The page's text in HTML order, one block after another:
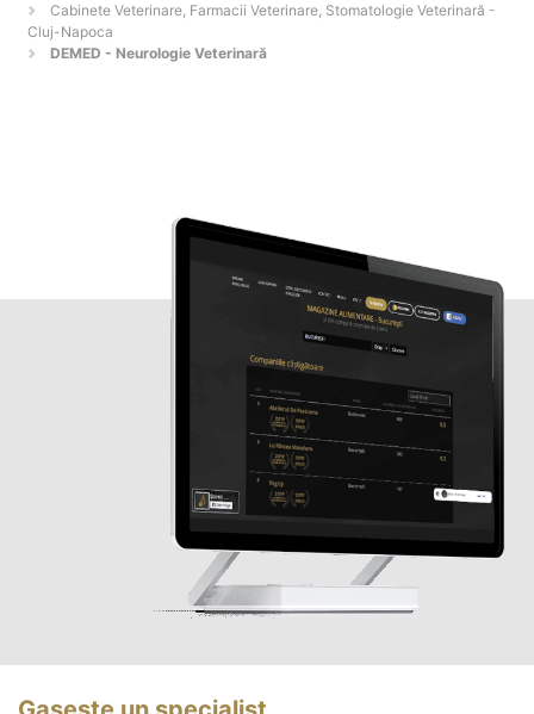
Cabinete Veterinare, Farmacii Veterinare, Stomatologie Veterinară -
Cluj-Napoca
DEMED - Neurologie Veterinară